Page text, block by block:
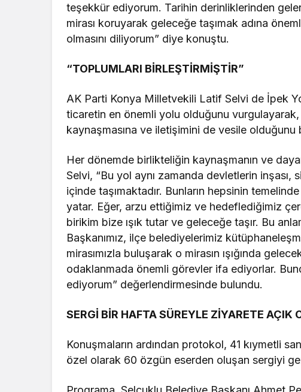
teşekkür ediyorum. Tarihin derinliklerinden
mirası koruyarak geleceğe taşımak adına
olmasını diliyorum” diye konuştu.
“TOPLUMLARI BİRLEŞTİRMİŞTİR”
AK Parti Konya Milletvekili Latif Selvi de İpek
ticaretin en önemli yolu olduğunu vurgulayarak,
kaynaşmasına ve iletişimini de vesile olduğunu
Her dönemde birlikteliğin kaynaşmanın ve
Selvi, “Bu yol aynı zamanda devletlerin inşası,
içinde taşımaktadır. Bunların hepsinin
yatar. Eğer, arzu ettiğimiz ve hedeflediğimiz
birikim bize ışık tutar ve geleceğe taşır. Bu
Başkanımız, ilçe belediyelerimiz
mirasımızla buluşarak o mirasın ışığında
odaklanmada önemli görevler ifa ediyorlar.
ediyorum” değerlendirmesinde bulundu.
SERGİ BİR HAFTA SÜREYLE ZİYARETE AÇIK
Konuşmaların ardından protokol, 41 kıymetli
özel olarak 60 özgün eserden oluşan sergiyi